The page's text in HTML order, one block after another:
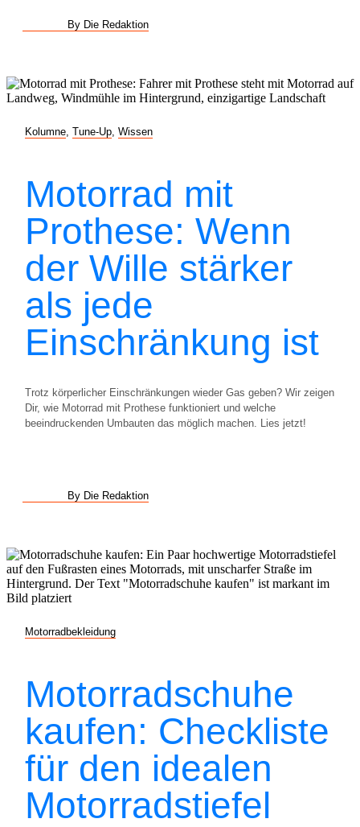
By Die Redaktion
Kolumne Tune-Up Wissen
Motorrad mit
Prothese: Wenn
der Wille stärker
als jede
Einschränkung ist
Trotz körperlicher Einschränkungen wieder Gas geben? Wir zeigen
Dir, wie Motorrad mit Prothese funktioniert und welche
beeindruckenden Umbauten das möglich machen. Lies jetzt!
By Die Redaktion
Motorradbekleidung
Motorradschuhe
kaufen: Checkliste
für den idealen
Motorradstiefel